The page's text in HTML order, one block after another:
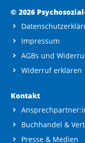
© 2026
Impressum
AGBs und
Widerruf erklären
Kontakt
Buchhandel &
Presse & Medien